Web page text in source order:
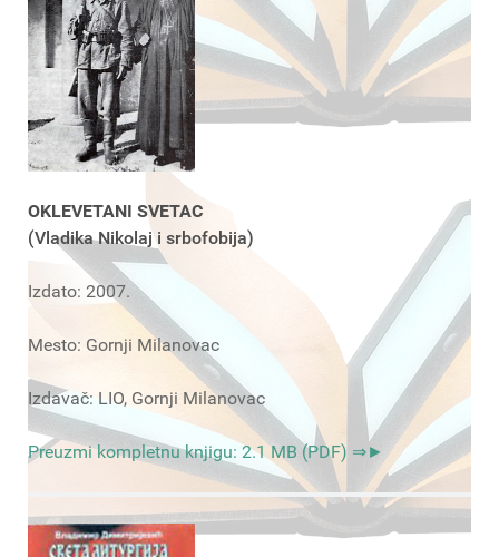
OKLEVETANI SVETAC
(Vladika Nikolaj i srbofobija)
Izdato: 2007.
Mesto: Gornji Milanovac
Izdavač: LIO, Gornji Milanovac
Preuzmi kompletnu knjigu: 2.1 MB (PDF) ⇒►